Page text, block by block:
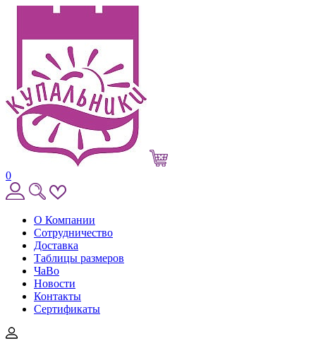
0
О Компании
Сотрудничество
Доставка
Таблицы размеров
ЧаВо
Новости
Контакты
Сертификаты